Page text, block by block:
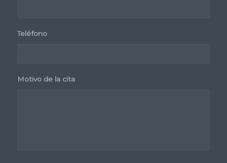
Teléfono
Motivo de la cita